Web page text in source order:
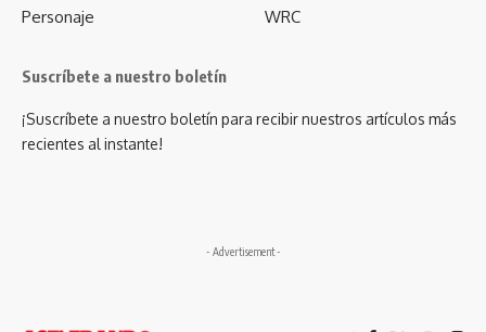
Personaje
WRC
Suscríbete a nuestro boletín
¡Suscríbete a nuestro boletín para recibir nuestros artículos más
recientes al instante!
- Advertisement -